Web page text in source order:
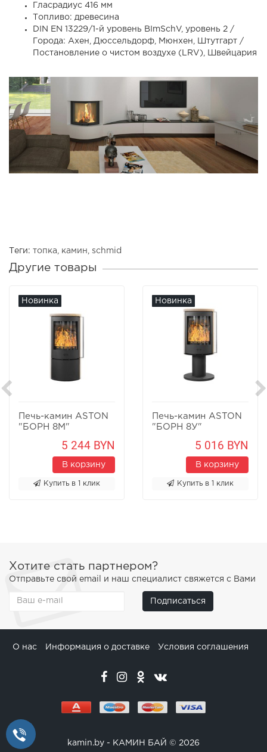
Гласрадиус 416 мм
Топливо: древесина
DIN EN 13229/1-й уровень BImSchV, уровень 2 /
Города: Ахен, Дюссельдорф, Мюнхен, Штутгарт /
Постановление о чистом воздухе (LRV), Швейцария
Теги: топка камин schmid
Другие товары
Новинка
Печь-камин ASTON
"БОРН 8М"
5 244 BYN
В корзину
Купить в 1 клик
Новинка
Печь-камин ASTON
"БОРН 8У"
5 016 BYN
В корзину
Купить в 1 клик
Хотите стать партнером?
Отправьте свой email и наш специалист свяжется с Вами
Подписаться
О нас Информация о доставке Условия соглашения
kamin.by - КАМИН БАЙ © 2026